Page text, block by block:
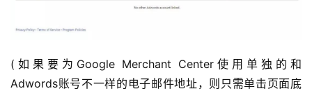
(如果要为Google Merchant Center使用单独的和
Adwords账号不一样的电子邮件地址，则只需单击页面底